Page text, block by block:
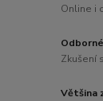
Online i
Zkušení
Většina